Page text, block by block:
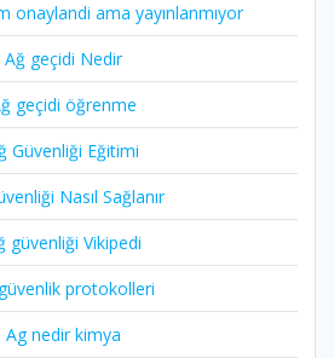
onaylandi ama yayınlanmıyor
Ağ geçidi Nedir
geçidi öğrenme
Güvenliği Eğitimi
Nasıl Sağlanır
güvenliği Vikipedi
protokolleri
Ag nedir kimya